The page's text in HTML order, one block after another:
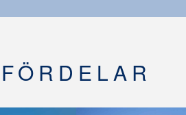
FÖRDELAR